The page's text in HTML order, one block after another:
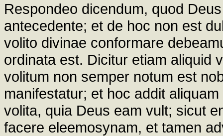
Respondeo dicendum, quod
antecedente; et de hoc non est
volito divinae conformare
ordinata est. Dicitur etiam aliquid
volitum non semper notum est
manifestatur; et hoc addit
volita, quia Deus eam vult; sicut
facere eleemosynam, et tamen